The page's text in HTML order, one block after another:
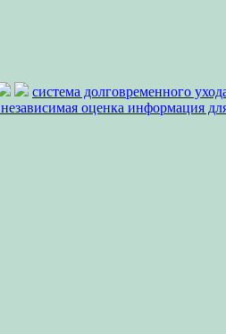
система долговременного
независимая оценка информация